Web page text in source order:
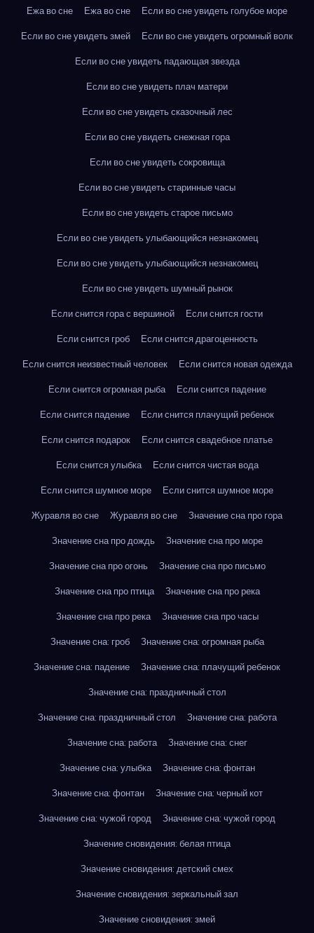
Ежа во сне Ежа во сне
Если во сне увидеть голубое море
Если во сне увидеть змей
Если во сне увидеть огромный волк
Если во сне увидеть падающая звезда
Если во сне увидеть плач матери
Если во сне увидеть сказочный лес
Если во сне увидеть снежная гора
Если во сне увидеть сокровища
Если во сне увидеть старинные часы
Если во сне увидеть старое письмо
Если во сне увидеть улыбающийся незнакомец
Если во сне увидеть улыбающийся незнакомец
Если во сне увидеть шумный рынок
Если снится гора с вершиной
Если снится гости
Если снится гроб
Если снится драгоценность
Если снится неизвестный человек
Если снится новая одежда
Если снится огромная рыба
Если снится падение
Если снится падение
Если снится плачущий ребенок
Если снится подарок
Если снится свадебное платье
Если снится улыбка
Если снится чистая вода
Если снится шумное море
Если снится шумное море
Журавля во сне
Журавля во сне
Значение сна про гора
Значение сна про дождь
Значение сна про море
Значение сна про огонь
Значение сна про письмо
Значение сна про птица
Значение сна про река
Значение сна про река
Значение сна про часы
Значение сна: гроб
Значение сна: огромная рыба
Значение сна: падение
Значение сна: плачущий ребенок
Значение сна: праздничный стол
Значение сна: праздничный стол
Значение сна: работа
Значение сна: работа
Значение сна: снег
Значение сна: улыбка
Значение сна: фонтан
Значение сна: фонтан
Значение сна: черный кот
Значение сна: чужой город
Значение сна: чужой город
Значение сновидения: белая птица
Значение сновидения: детский смех
Значение сновидения: зеркальный зал
Значение сновидения: змей